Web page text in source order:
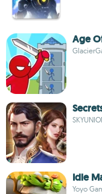
Age
Idle
Yoyo